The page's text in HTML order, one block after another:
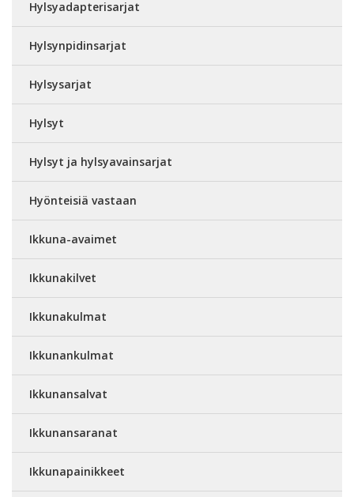
Hylsyadapterisarjat
Hylsynpidinsarjat
Hylsysarjat
Hylsyt
Hylsyt ja hylsyavainsarjat
Hyönteisiä vastaan
Ikkuna-avaimet
Ikkunakilvet
Ikkunakulmat
Ikkunankulmat
Ikkunansalvat
Ikkunansaranat
Ikkunapainikkeet